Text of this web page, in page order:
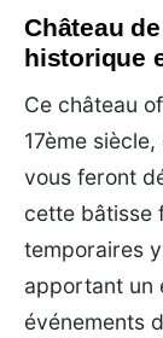
Château
historique
Ce château
17ème
vous feront
cette bâtisse
temporaires
apportant un
événements